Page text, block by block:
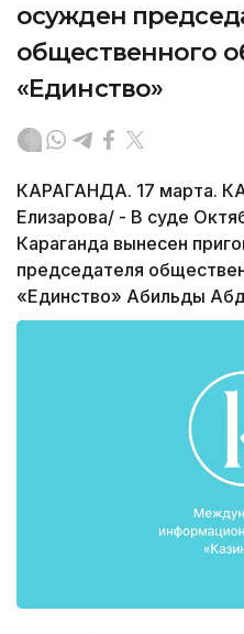
осужден
общественного
«Единство»
КАРАГАНДА. 17 марта.
Елизарова/ - В суде
Караганда вынесен
председателя
«Единство» Абильды